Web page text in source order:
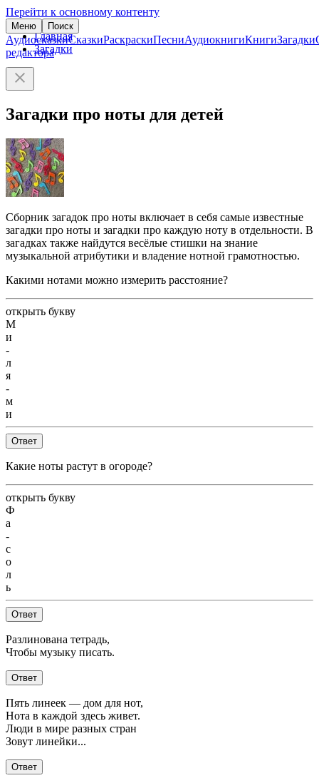
Перейти к основному контенту
Меню Поиск
АудиосказкиСказкиРаскраскиПесниАудиокнигиКнигиЗагадки
редактора
Главная
Загадки
Загадки про ноты для детей
Сборник загадок про ноты включает в себя самые известные
загадки про ноты и загадки про каждую ноту в отдельности. В
загадках также найдутся весёлые стишки на знание
музыкальной атрибутики и владение нотной грамотностью.
Какими нотами можно измерить расстояние?
открыть букву
М
и
-
л
я
-
м
и
Ответ
Какие ноты растут в огороде?
открыть букву
Ф
а
-
с
о
л
ь
Ответ
Разлинована тетрадь,
Чтобы музыку писать.
Ответ
Пять линеек — дом для нот,
Нота в каждой здесь живет.
Люди в мире разных стран
Зовут линейки...
Ответ